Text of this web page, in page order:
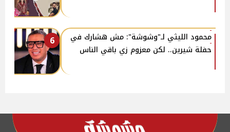
6
محمود الليثي لـ"وشوشة": مش هشارك في
حفلة شيرين.. لكن معزوم زي باقي الناس